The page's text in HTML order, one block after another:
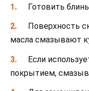
Готовить
Поверхность
масла смазывают
Если
покрытием,